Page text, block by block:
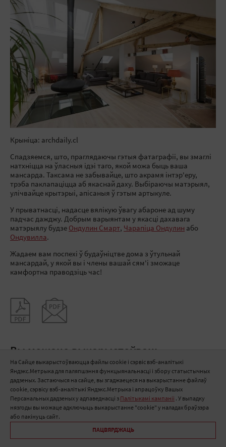
На Сайце выкарыстоўваюцца файлы cookie і сэрвіс вэб-аналітыкі
Яндэкс.Метрыка для паляпшэння функцыянальнасці і збору статыстычных
дадзеных. Застаючыся на сайце, вы згаджаецеся на выкарыстанне файлаў
cookie, сэрвісу вэб-аналітыкі Яндэкс.Метрыка і апрацоўку Вашых
Персанальных дадзеных у адпаведнасці з Палітыкамі кампаніі . У выпадку
нязгоды вы можаце адключыць выкарыстанне "cookie" у наладах браўзэра
або пакінуць сайт.
ПАЦВЯРДЖАЦЬ
Крыніца: archdaily.cl
Спадзяемся, што, праглядаючы гэтыя фатаграфіі, вы змаглі
натхніцца на ўласныя ідэі таго, якой можа быць ваша
мансарда. Таксама не забывайце, што акрамя інтэр'еру,
трэба паклапаціцца аб якаснай даху. Выбіраючы матэрыял,
улічвайце крытэрыі, апісаныя ў гэтым артыкуле.
У прыватнасці, надасце вялікую ўвагу абароне ад шуму
падчас дажджу. Добрым варыянтам у якасці дахавага
матэрыялу будзе Ондулин Смарт, Чарапіца Ондулин або
Ондувилла.
Жадаем вам поспехі ў будаўніцтве дома з ўтульнай
мансардай, у якой вы і члены вашай сям'і зможаце
камфортна праводзіць час!
Вы можаце выкарыстоўваць